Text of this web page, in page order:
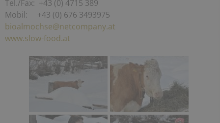
Tel./Fax: +43 (0) 4715 389
Mobil: +43 (0) 676 3493975
bioalmochse@netcompany.at
www.slow-food.at